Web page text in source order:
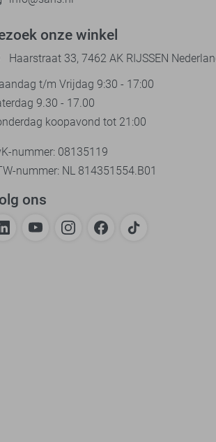
onze winkel
Haarstraat 33, 7462 AK RIJSSEN
t/m Vrijdag 9:30 - 17:00
9.30 - 17.00
koopavond tot 21:00
nummer: 08135119
nummer: NL 814351554.B01
ons